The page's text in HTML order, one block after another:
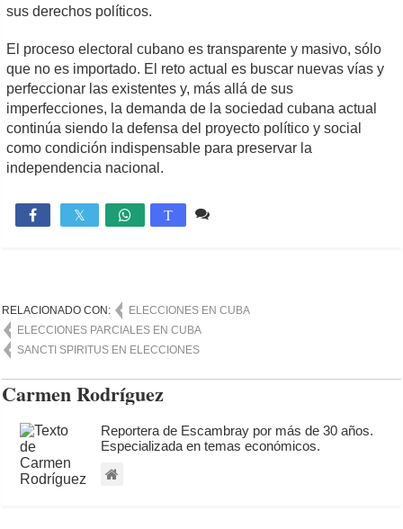
sus derechos políticos.
El proceso electoral cubano es transparente y masivo, sólo
que no es importado. El reto actual es buscar nuevas vías y
perfeccionar las existentes y, más allá de sus
imperfecciones, la demanda de la sociedad cubana actual
continúa siendo la defensa del proyecto político y social
como condición indispensable para preservar la
independencia nacional.
 T
RELACIONADO CON:
ELECCIONES EN CUBA
ELECCIONES PARCIALES EN CUBA
SANCTI SPIRITUS EN ELECCIONES
Carmen Rodríguez
Reportera de Escambray por más de 30 años.
Especializada en temas económicos.